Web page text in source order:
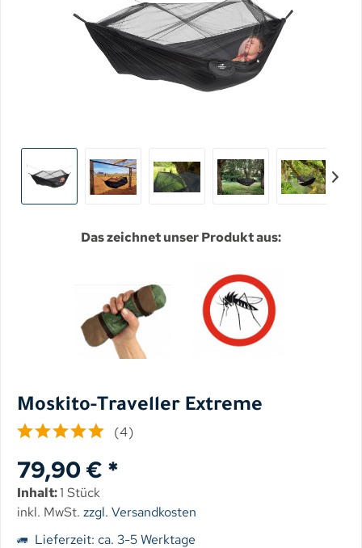
Das zeichnet unser Produkt aus:
Moskito-Traveller Extreme
(4)
79,90 € *
Inhalt:1 Stück
inkl. MwSt. zzgl. Versandkosten
Lieferzeit: ca. 3-5 Werktage